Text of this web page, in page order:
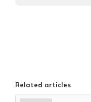
Related articles